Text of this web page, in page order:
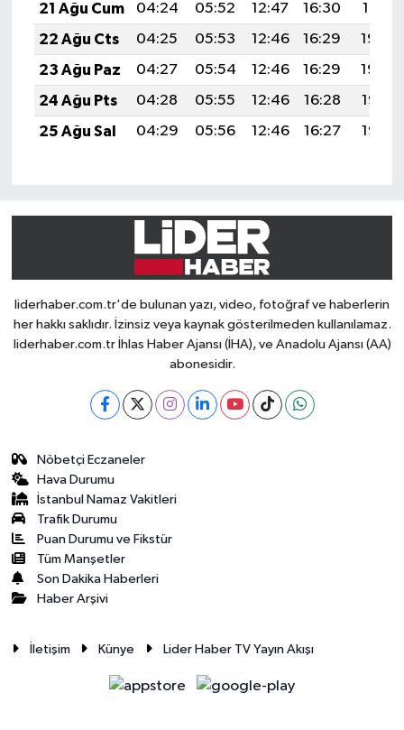
21 Ağu Cum
04:24 05:52 12:47 16:30
19:31
22 Ağu Cts
04:25 05:53 12:46 16:29
19:30
23 Ağu Paz
04:27 05:54 12:46 16:29
19:29
24 Ağu Pts
04:28 05:55 12:46 16:28
19:27
25 Ağu Sal
04:29 05:56 12:46 16:27 19:26
liderhaber.com.tr'de bulunan yazı, video, fotoğraf ve haberlerin
her hakkı saklıdır. İzinsiz veya kaynak gösterilmeden kullanılamaz.
liderhaber.com.tr İhlas Haber Ajansı (İHA), ve Anadolu Ajansı (AA)
abonesidir.
Nöbetçi Eczaneler
Hava Durumu
İstanbul Namaz Vakitleri
Trafik Durumu
Puan Durumu ve Fikstür
Tüm Manşetler
Son Dakika Haberleri
Haber Arşivi
İletişim Künye Lider Haber TV Yayın Akışı